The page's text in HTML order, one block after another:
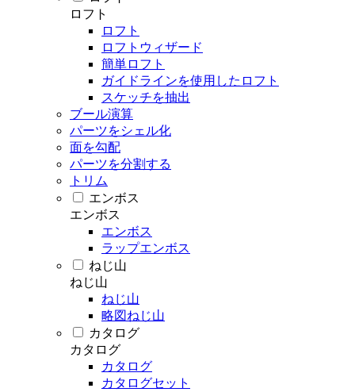
ロフト
ロフト
ロフトウィザード
簡単ロフト
ガイドラインを使用したロフト
スケッチを抽出
ブール演算
パーツをシェル化
面を勾配
パーツを分割する
トリム
エンボス
エンボス
エンボス
ラップエンボス
ねじ山
ねじ山
ねじ山
略図ねじ山
カタログ
カタログ
カタログ
カタログセット